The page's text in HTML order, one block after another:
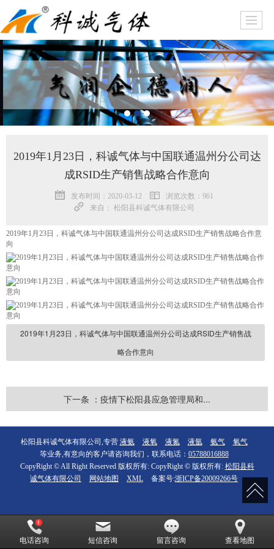
2019年1月23日，科诚气体与中国联通温州分公司达
成RSID生产销售战略合作意向
发布时间：2020-03-12
浏览次数：961
来自： 松阳县科诚气体有限公司
2019年1月23日，科诚气体与中国联通温州分公司达成RSID生产销售战略合作意
向
2019年1月23日，科诚气体与中国联通温州分公司达成RSID生产销售战
略合作意向
下一条 ：疫情下松阳县应急管理局和...
松阳县科诚气体有限公司,专营 液氨 液氧 液氮 液氩 氨气
氧气
等业务,有意向的客户请咨询我们，联系电话： 05788016888
CopyRight © All Right Reserved 版权所有: CopyRight © 版权所有: 松阳县科
诚气体有限公司
网站地图 XML 备案号:浙ICP备20009266号
电话咨询 短信咨询 留言咨询 查看地图